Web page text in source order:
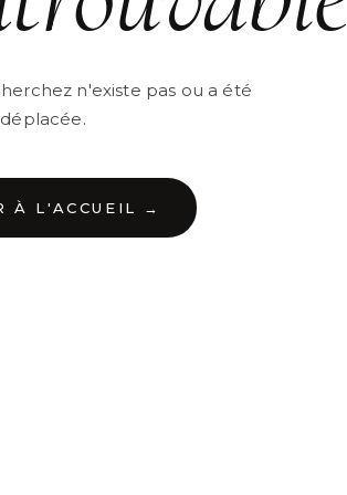
n'existe pas ou a été
déplacée.
À L'ACCUEIL →